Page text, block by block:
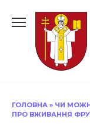
до
ГОЛОВНА » ЧИ
ПРО ВЖИВАННЯ